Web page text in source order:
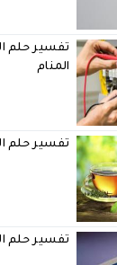
تفسير حلم
المنام
تفسير حلم
تفسير حلم